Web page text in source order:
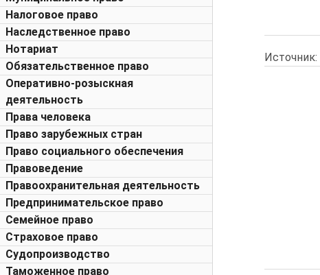
Налоговое право
Наследственное право
Нотариат
Обязательственное право
Оперативно-розыскная
деятельность
Права человека
Право зарубежных стран
Право социального обеспечения
Правоведение
Правоохранительная деятельность
Предпринимательское право
Семейное право
Страховое право
Судопроизводство
Таможенное право
Источник: